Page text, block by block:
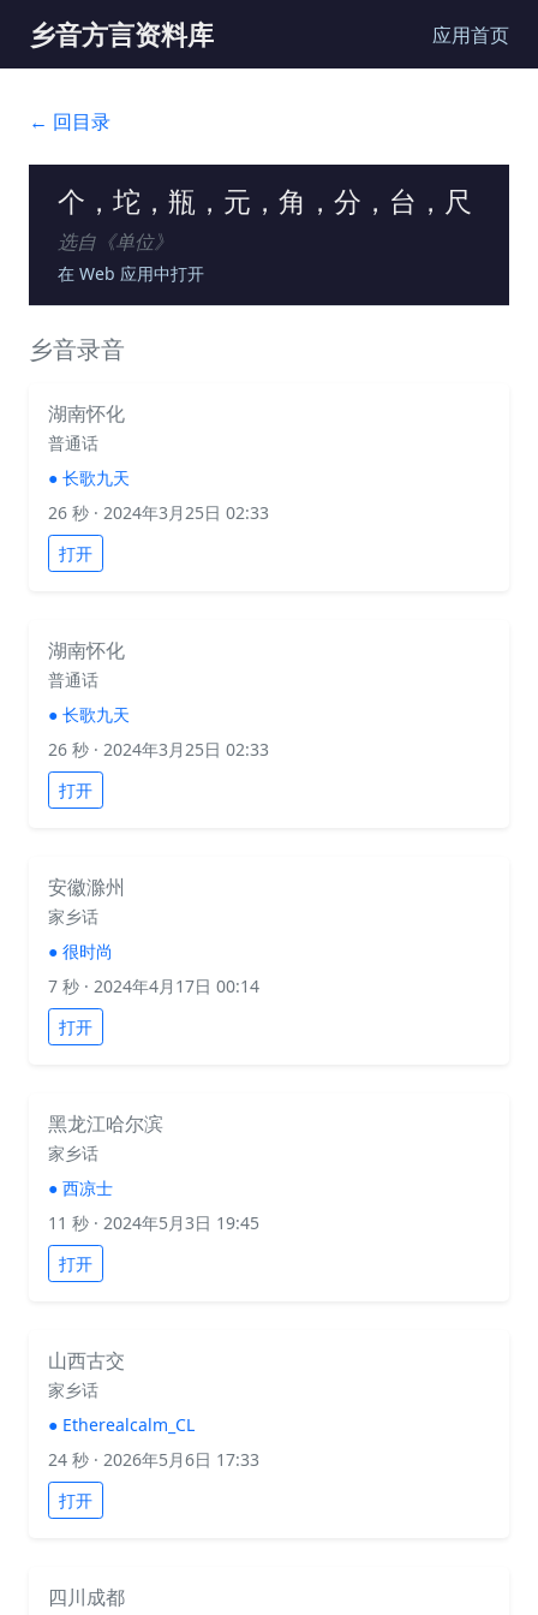
乡音方言资料库 应用首页
← 回目录
个，坨，瓶，元，角，分，台，尺
选自《单位》
在 Web 应用中打开
乡音录音
湖南怀化
普通话
● 长歌九天
26 秒 · 2024年3月25日 02:33
打开
湖南怀化
普通话
● 长歌九天
26 秒 · 2024年3月25日 02:33
打开
安徽滁州
家乡话
● 很时尚
7 秒 · 2024年4月17日 00:14
打开
黑龙江哈尔滨
家乡话
● 西凉士
11 秒 · 2024年5月3日 19:45
打开
山西古交
家乡话
● Etherealcalm_CL
24 秒 · 2026年5月6日 17:33
打开
四川成都